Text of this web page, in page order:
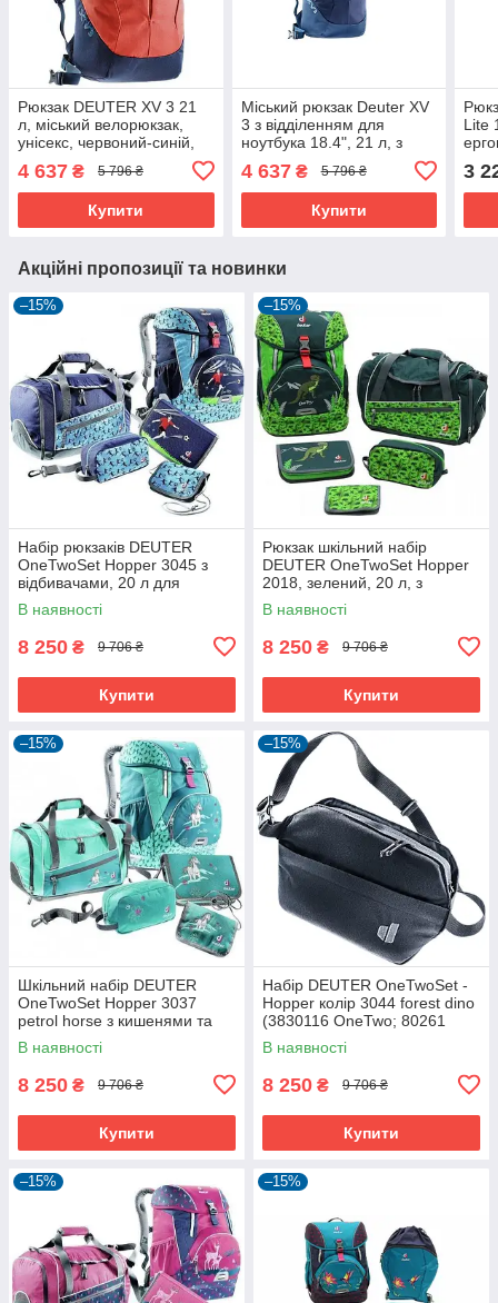
Рюкзак DEUTER XV 3 21
л, міський велорюкзак,
унісекс, червоний-синій,
4 637 ₴ 5 796 ₴
Купити
Міський рюкзак Deuter XV
3 з відділенням для
ноутбука 18.4", 21 л, з
4 637₴ 5 796 ₴
Купити
Lite
3
Акційні пропозиції та новинки
–15%
Набір рюкзаків DEUTER
OneTwoSet Hopper 3045 з
відбивачами, 20 л для
школярів
В наявності
8 250 ₴ 9 706 ₴
Купити
–15%
Рюкзак шкільний набір
DEUTER OneTwoSet Hopper
2018, зелений, 20 л, з
кишенями та відбивачами.
В наявності
8 250 ₴ 9 706 ₴
Купити
–15%
Шкільний набір DEUTER
OneTwoSet Hopper 3037
petrol horse з кишенями та
відбивачами
В наявності
8 250 ₴ 9 706 ₴
Купити
–15%
Набір DEUTER OneTwoSet -
Hopper колір 3044 forest dino
(3830116 OneTwo; 80261
Hopper; 3890215 Chest
Wallet;
В наявності
8 250 ₴ 9 706 ₴
Купити
–15% –15%